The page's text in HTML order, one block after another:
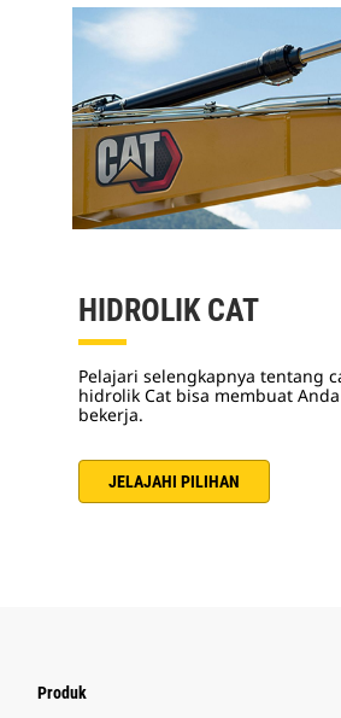
HIDROLIK CAT
Pelajari selengkapnya tentang
hidrolik Cat bisa membuat
bekerja.
JELAJAHI PILIHAN
Produk